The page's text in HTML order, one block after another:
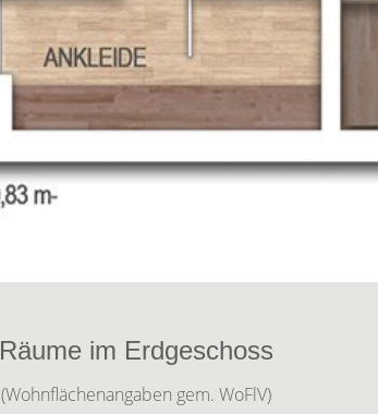
Räume im Erdgeschoss
(Wohnflächenangaben gem. WoFlV)